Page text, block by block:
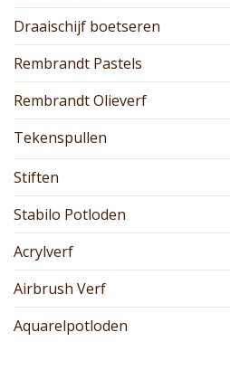
Draaischijf boetseren
Rembrandt Pastels
Rembrandt Olieverf
Tekenspullen
Stiften
Stabilo Potloden
Acrylverf
Airbrush Verf
Aquarelpotloden